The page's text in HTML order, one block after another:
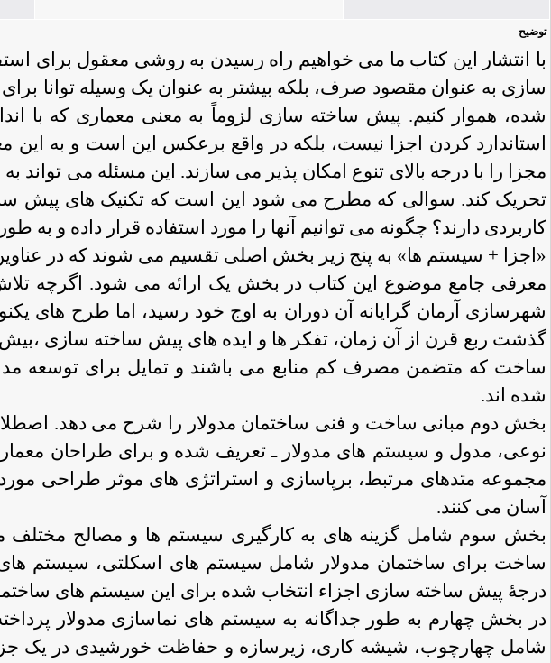
توضیح
با انتشار این کتاب ما می خواهیم راه رسیدن به روشی معقول برای
سازی به عنوان مقصود صرف، بلکه بیشتر به عنوان یک وسیله توانا
شده، هموار کنیم. پیش ساخته سازی لزوماً به معنی معماری که با
استاندارد کردن اجزا نیست، بلکه در واقع برعکس این است و به
مجزا را با درجه بالای تنوع امکان پذیر می سازند. این مسئله می
تحریک کند. سوالی که مطرح می شود این است که تکنیک های پیش
کاربردی دارند؟ چگونه می توانیم آنها را مورد استفاده قرار داده و به طور
«اجزا + سیستم ها» به پنج زیر بخش اصلی تقسیم می شوند که در
معرفی جامع موضوع این کتاب در بخش یک ارائه می شود. اگرچه
شهرسازی آرمان گرایانه آن دوران به اوج خود رسید، اما طرح های
گذشت ربع قرن از آن زمان، تفکر ها و ایده های پیش ساخته سازی
ساخت که متضمن مصرف کم منابع می باشند و تمایل برای توسعه
شده اند.
بخش دوم مبانی ساخت و فنی ساختمان مدولار را شرح می دهد.
نوعی، مدول و سیستم های مدولار ـ تعریف شده و برای طراحان
مجموعه متدهای مرتبط، برپاسازی و استراتژی های موثر طراحی
آسان می کنند.
بخش سوم شامل گزینه های به کارگیری سیستم ها و مصالح
ساخت برای ساختمان مدولار شامل سیستم های اسکلتی، سیستم
درجۀ پیش ساخته سازی اجزاء انتخاب شده برای این سیستم های
در بخش چهارم به طور جداگانه به سیستم های نماسازی مدولار
شامل چهارچوب، شیشه کاری، زیرسازه و حفاظت خورشیدی در یک